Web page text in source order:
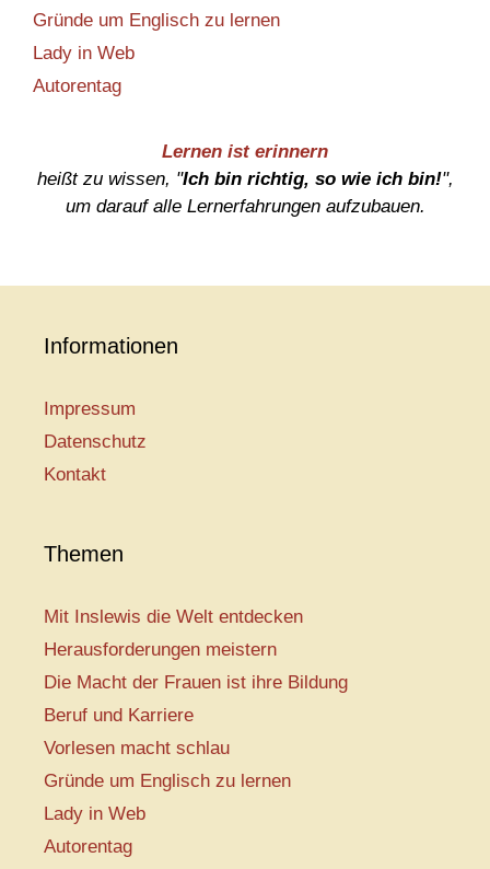
Gründe um Englisch zu lernen
Lady in Web
Autorentag
Lernen ist erinnern
heißt zu wissen, "Ich bin richtig, so wie ich bin!",
um darauf alle Lernerfahrungen aufzubauen.
Informationen
Impressum
Datenschutz
Kontakt
Themen
Mit Inslewis die Welt entdecken
Herausforderungen meistern
Die Macht der Frauen ist ihre Bildung
Beruf und Karriere
Vorlesen macht schlau
Gründe um Englisch zu lernen
Lady in Web
Autorentag